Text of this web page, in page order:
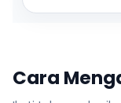
Cara